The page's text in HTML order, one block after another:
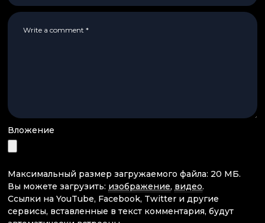
Вложение
Максимальный размер загружаемого файла: 20 МБ.
Вы можете загрузить: изображение, видео.
Ссылки на YouTube, Facebook, Twitter и другие
сервисы, вставленные в текст комментария, будут